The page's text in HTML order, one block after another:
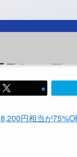
8,200円相当が